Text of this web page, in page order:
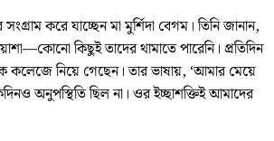
করে যাচ্ছেন মা মুর্শিদা বেগম। তিনি জানান,
কিছুই তাদের থামাতে পারেনি। প্রতিদিন
কলেজে নিয়ে গেছেন। তার ভাষায়, ‘আমার মেয়ে
অনুপস্থিতি ছিল না। ওর ইচ্ছাশক্তিই আমাদের